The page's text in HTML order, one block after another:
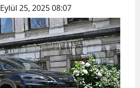
Balıkesir
Bilecik
Bingöl
Eylül 25, 2025 08:07